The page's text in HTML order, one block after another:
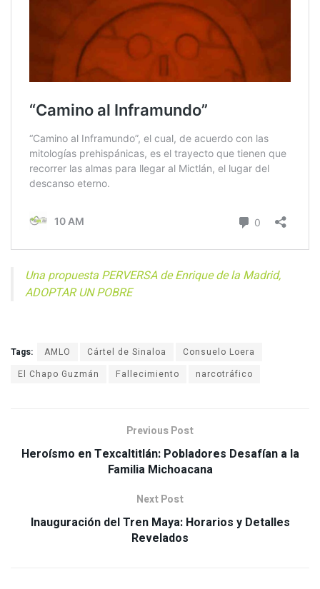
Una propuesta PERVERSA de Enrique de la Madrid,
ADOPTAR UN POBRE
Tags: AMLO Cártel de Sinaloa
Consuelo Loera
El Chapo Guzmán
Fallecimiento narcotráfico
Previous Post
Heroísmo en Texcaltitlán: Pobladores Desafían a la
Familia Michoacana
Next Post
Inauguración del Tren Maya: Horarios y Detalles
Revelados